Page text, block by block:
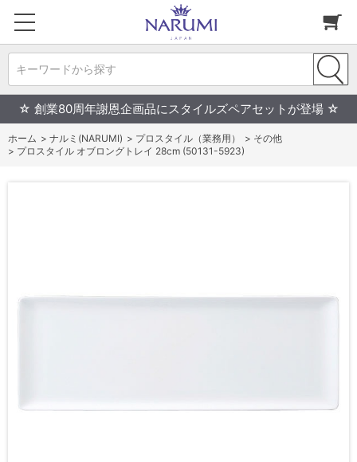
キーワードから探す
☆ 創業80周年謝恩企画品にスタイルズペアセットが登場 ☆
ホーム > ナルミ(NARUMI) > プロスタイル（業務用） > その他
> プロスタイル オブロングトレイ 28cm (50131-5923)